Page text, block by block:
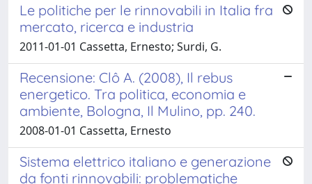
Le politiche per le rinnovabili in Italia fra
mercato, ricerca e industria
2011-01-01 Cassetta, Ernesto; Surdi, G.
Recensione: Clô A. (2008), Il rebus
energetico. Tra politica, economia e
ambiente, Bologna, Il Mulino, pp. 240.
2008-01-01 Cassetta, Ernesto
Sistema elettrico italiano e generazione
da fonti rinnovabili: problematiche